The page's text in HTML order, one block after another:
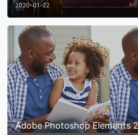
2020-01-22
Adobe Photoshop Elements